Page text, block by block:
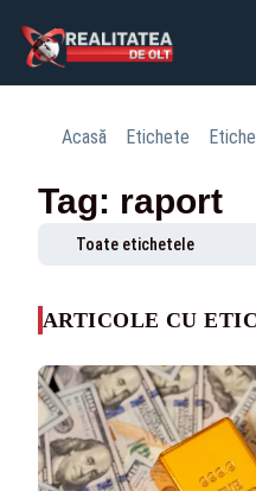
Acasă Etichete
Tag: raport
Toate etichetele
ARTICOLE CU